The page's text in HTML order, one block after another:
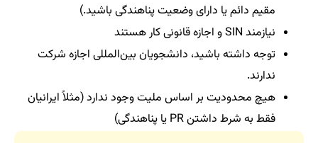
مقیم دائم یا دارای وضعیت پناهندگی باشید.)
نیازمند SIN و اجازه قانونی کار هستند
توجه داشته باشید، دانشجویان بین‌المللی اجازه شرکت
ندارند.
هیچ محدودیت بر اساس ملیت وجود ندارد (مثلاً ایرانیان
فقط به شرط داشتن PR یا پناهندگی)